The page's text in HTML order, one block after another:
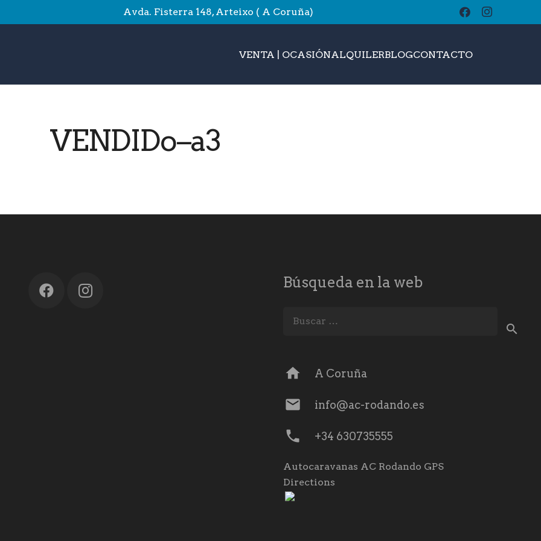
Avda. Fisterra 148, Arteixo ( A Coruña)
VENTA | OCASIÓNALQUILERBLOGCONTACTObuscar
VENDIDo–a3
Búsqueda en la web
home A Coruña
mail info@ac-rodando.es
phone +34 630735555
Autocaravanas AC Rodando GPS
Directions